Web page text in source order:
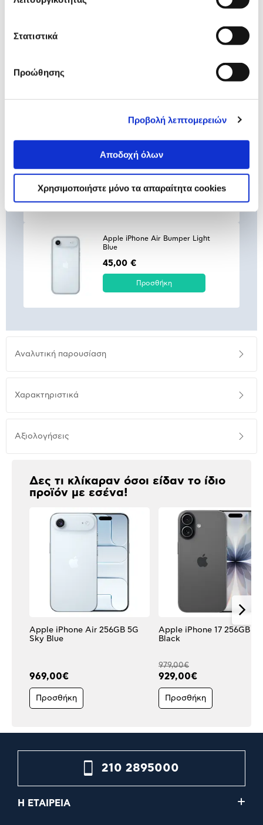
Στατιστικά
Προώθησης
Προβολή λεπτομερειών
Αποδοχή όλων
Χρησιμοποιήστε μόνο τα απαραίτητα cookies
Apple iPhone Air Bumper Light
45,00 €
Apple iPhone Air Bumper Light
Blue
45,00 €
Προσθήκη
Αναλυτική παρουσίαση
Χαρακτηριστικά
Αξιολογήσεις
Δες τι κλίκαραν όσοι είδαν το ίδιο
προϊόν με εσένα!
Apple iPhone Air 256GB 5G
Sky Blue
969,00€
Προσθήκη
Apple iPhone 17 256GB 5G
Black
979,00€
929,00€
Προσθήκη
210 2895000
Η ΕΤΑΙΡΕΙΑ